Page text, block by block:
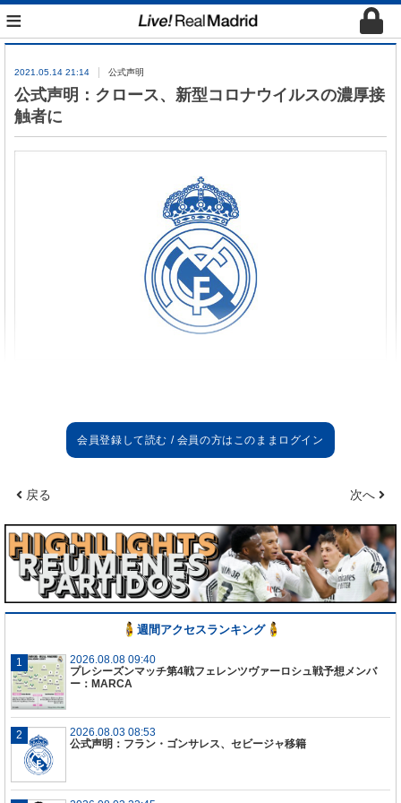
≡
2021.05.14 21:14 公式声明
公式声明：クロース、新型コロナウイルスの濃厚接
触者に
手自身はこれまで受けた全ての検査で陰性反応を示
しています。
戻る 次へ
週間アクセスランキング
2026.08.08 09:40
プレシーズンマッチ第4戦フェレンツヴァーロシュ戦予想メンバ
ー：MARCA
2026.08.03 08:53
公式声明：フラン・ゴンサレス、セビージャ移籍